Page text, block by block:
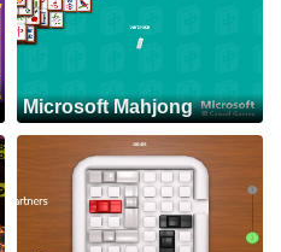
Microsoft Mahjong